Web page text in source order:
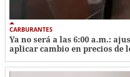
CARBURANTES
Ya no será a las 6:00 a.m.:
aplicar cambio en precios de